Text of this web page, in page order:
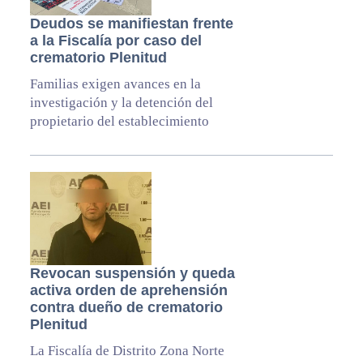
Deudos se manifiestan frente
a la Fiscalía por caso del
crematorio Plenitud
Familias exigen avances en la
investigación y la detención del
propietario del establecimiento
Revocan suspensión y queda
activa orden de aprehensión
contra dueño de crematorio
Plenitud
La Fiscalía de Distrito Zona Norte